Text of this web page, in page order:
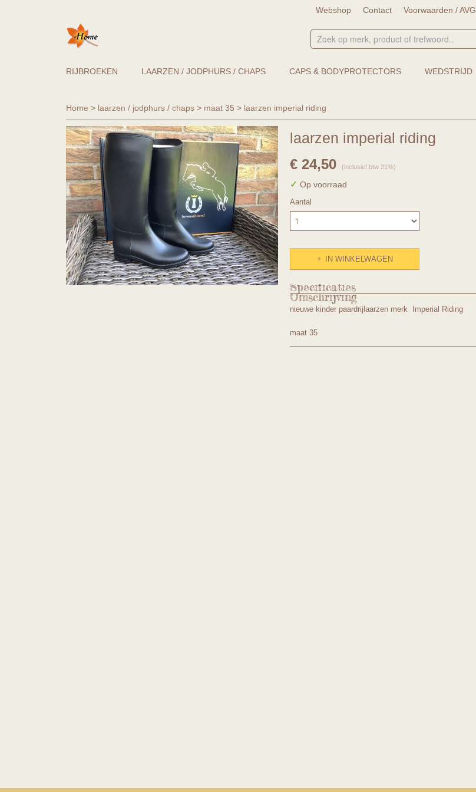
Webshop Contact Voorwaarden / AVG
RIJBROEKEN LAARZEN / JODPHURS / CHAPS CAPS & BODYPROTECTORS WEDSTRIJD
Home > laarzen / jodphurs / chaps > maat 35 > laarzen imperial riding
laarzen imperial riding
€ 24,50 (inclusief btw 21%)
✓ Op voorraad
Aantal
IN WINKELWAGEN
Specificaties
Productcode
Omschrijving
nieuwe kinder paardrijlaarzen merk Imperial Riding
maat 35